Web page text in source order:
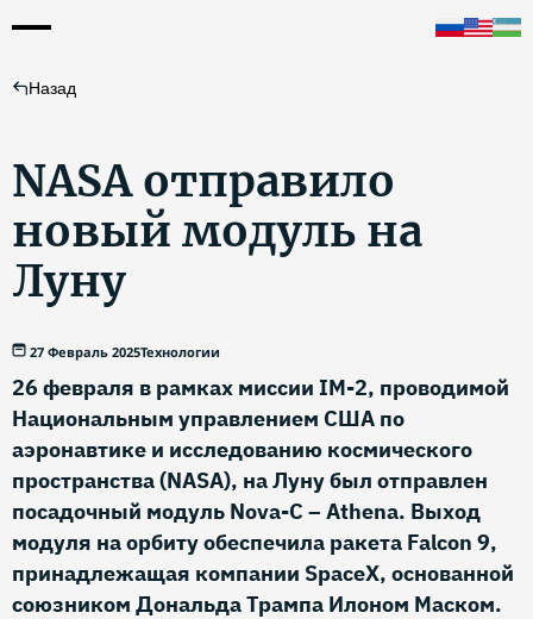
Назад
NASA отправило
новый модуль на
Луну
27 Февраль 2025Технологии
26 февраля в рамках миссии IM-2, проводимой
Национальным управлением США по
аэронавтике и исследованию космического
пространства (NASA), на Луну был отправлен
посадочный модуль Nova-C – Athena. Выход
модуля на орбиту обеспечила ракета Falcon 9,
принадлежащая компании SpaceX, основанной
союзником Дональда Трампа Илоном Маском.